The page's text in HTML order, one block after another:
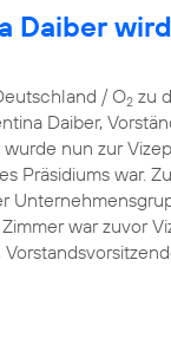
Daiber wird
/ O2 zu
Daiber,
wurde nun zur
Präsidiums war.
war zuvor